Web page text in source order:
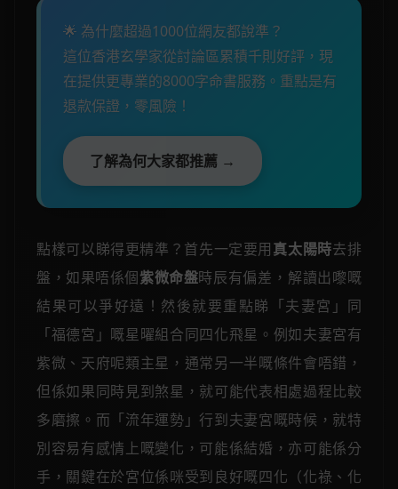
🌟 為什麼超過1000位網友都說準？
這位香港玄學家從討論區累積千則好評，現
在提供更專業的8000字命書服務。重點是有
退款保證，零風險！
了解為何大家都推薦 →
點樣可以睇得更精準？首先一定要用真太陽時去排
盤，如果唔係個紫微命盤時辰有偏差，解讀出嚟嘅
結果可以爭好遠！然後就要重點睇「夫妻宮」同
「福德宮」嘅星曜組合同四化飛星。例如夫妻宮有
紫微、天府呢類主星，通常另一半嘅條件會唔錯，
但係如果同時見到煞星，就可能代表相處過程比較
多磨擦。而「流年運勢」行到夫妻宮嘅時候，就特
別容易有感情上嘅變化，可能係結婚，亦可能係分
手，關鍵在於宮位係咪受到良好嘅四化（化祿、化